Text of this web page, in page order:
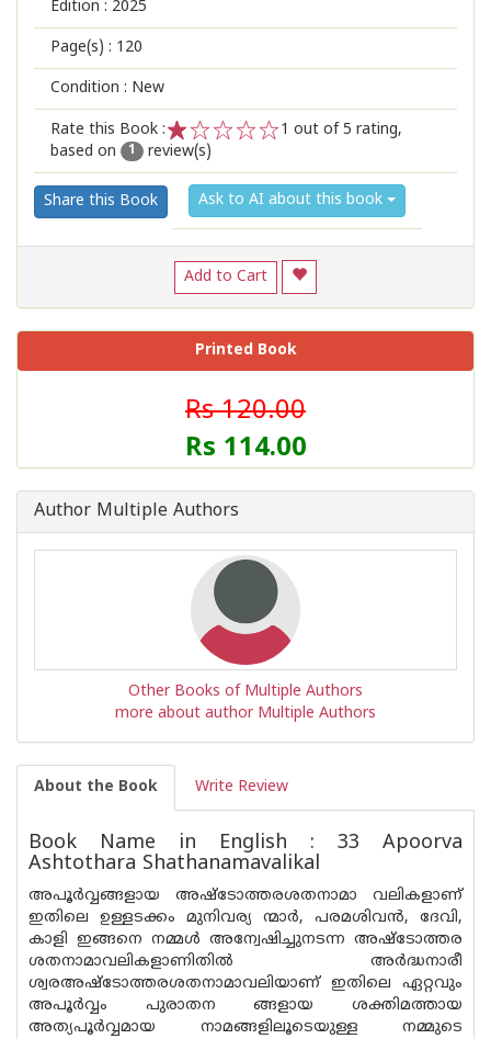
Edition : 2025
Page(s) : 120
Condition : New
Rate this Book :
2
1
1 out of 5 rating,
based on
1 review(s)
Share this Book Ask to AI about this book
Add to Cart
Printed Book
Rs 120.00
Rs 114.00
Author Multiple Authors
Other Books of Multiple Authors
more about author Multiple Authors
About the Book Write Review
Book Name in English : 33 Apoorva
Ashtothara Shathanamavalikal
അപൂർവ്വങ്ങളായ അഷ്ടോത്തരശതനാമാ വലികളാണ്
ഇതിലെ ഉള്ളടക്കം മുനിവര്യ ന്മാർ, പരമശിവൻ, ദേവി,
കാളി ഇങ്ങനെ നമ്മൾ അന്വേഷിച്ചുനടന്ന അഷ്‌ടോത്തര
ശതനാമാവലികളാണിതിൽ അർദ്ധനാരീ
ശ്വരഅഷ്ടോത്തരശതനാമാവലിയാണ് ഇതിലെ ഏറ്റവും
അപൂർവ്വം പുരാതന ങ്ങളായ ശക്തിമത്തായ
അത്യപൂർവ്വമായ നാമങ്ങളിലൂടെയുള്ള നമ്മുടെ